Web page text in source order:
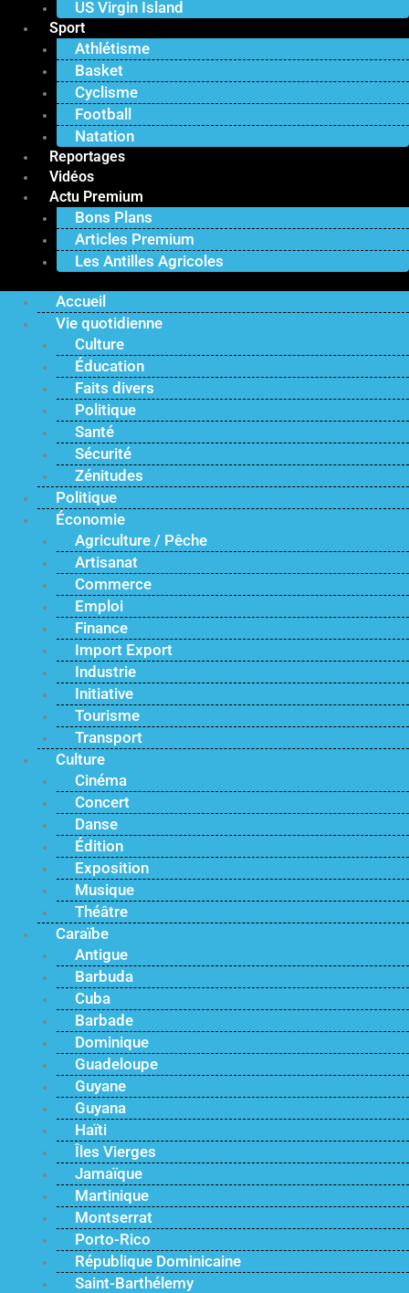
US Virgin Island
Sport
Athlétisme
Basket
Cyclisme
Football
Natation
Reportages
Vidéos
Actu Premium
Bons Plans
Articles Premium
Les Antilles Agricoles
Accueil
Vie quotidienne
Culture
Éducation
Faits divers
Politique
Santé
Sécurité
Zénitudes
Politique
Économie
Agriculture / Pêche
Artisanat
Commerce
Emploi
Finance
Import Export
Industrie
Initiative
Tourisme
Transport
Culture
Cinéma
Concert
Danse
Édition
Exposition
Musique
Théâtre
Caraïbe
Antigue
Barbuda
Cuba
Barbade
Dominique
Guadeloupe
Guyane
Guyana
Haïti
Îles Vierges
Jamaïque
Martinique
Montserrat
Porto-Rico
République Dominicaine
Saint-Barthélemy